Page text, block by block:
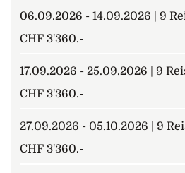
06.09.2026 - 14.09.2026 | 9
CHF 3'360.-
17.09.2026 - 25.09.2026 | 9
CHF 3'360.-
27.09.2026 - 05.10.2026 | 9
CHF 3'360.-